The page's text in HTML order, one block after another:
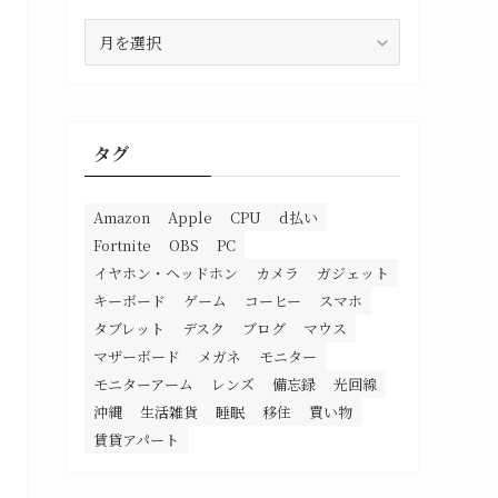
タグ
Amazon Apple CPU
d払い
Fortnite
OBS
PC
イヤホン・ヘッドホン
カメラ
ガジェット
キーボード
ゲーム コーヒー
スマホ
タブレット
デスク ブログ
マウス
マザーボード
メガネ
モニター
モニターアーム
レンズ 備忘録
光回線
沖縄
生活雑貨 睡眠 移住
買い物
賃貸アパート